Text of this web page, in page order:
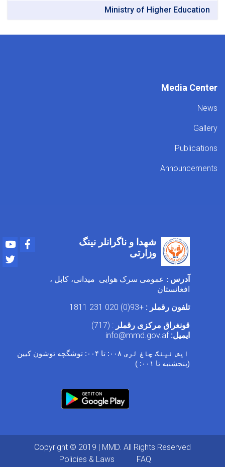
Ministry of Higher Education
Media Center
News
Gallery
Publications
Announcements
شهدا و ناگرانلر نینگ
وزارتی
YoutubeFacebook
آدرس : عمومی سرک هوایی میدانی، کابل ،
افغانستان
تلفون رقملر : +93(0) 020 231 1811
قونغراق مرکزی رقملر : (717)
ایمیل: info@mmd.gov.af
ایش نینگ چاغ لری ۰۰۸: تا ۰۰۴:
توشگچه توشون کیین
(پنجشنبه تا ۰۰۱: )
Copyright © 2019 | MMD. All Rights Reserved
Footer menu
FAQ
Policies & Laws